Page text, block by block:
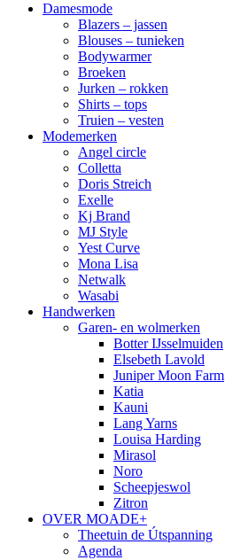
Damesmode
Blazers – jassen
Blouses – tunieken
Bodywarmer
Broeken
Jurken – rokken
Shirts – tops
Truien – vesten
Modemerken
Angel circle
Colletta
Doris Streich
Exelle
Kj Brand
MJ Style
Yest Curve
Mona Lisa
Netwalk
Wasabi
Handwerken
Garen- en wolmerken
Botter IJsselmuiden
Elsebeth Lavold
Juniper Moon Farm
Katia
Kauni
Lang Yarns
Louisa Harding
Mirasol
Noro
Scheepjeswol
Zitron
OVER MOADE+
Theetuin de Útspanning
Agenda